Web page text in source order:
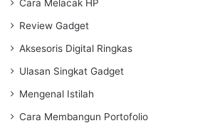
Cara Melacak HP
Review Gadget
Aksesoris Digital Ringkas
Ulasan Singkat Gadget
Mengenal Istilah
Cara Membangun Portofolio